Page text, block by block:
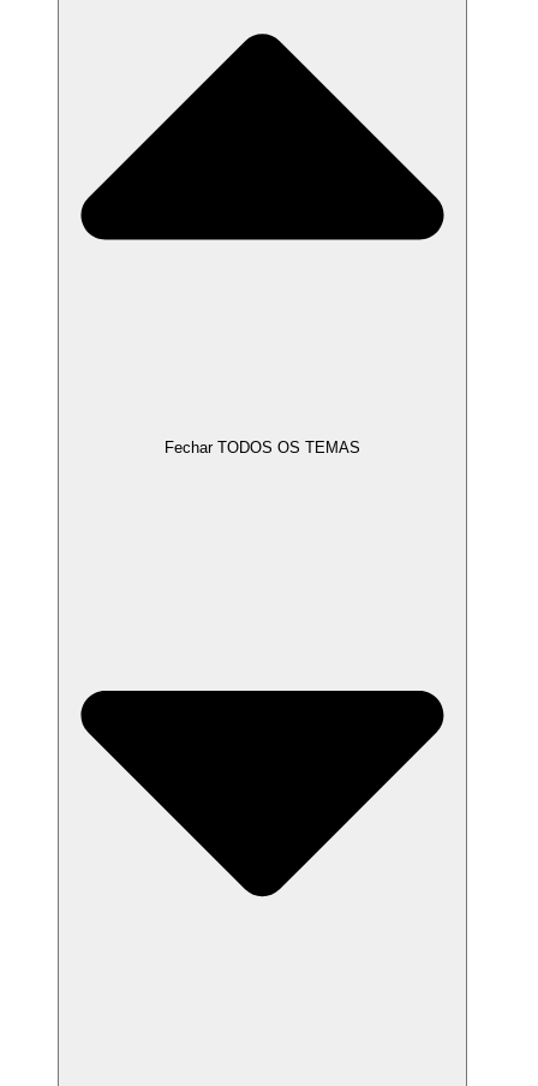
Fechar TODOS OS TEMAS